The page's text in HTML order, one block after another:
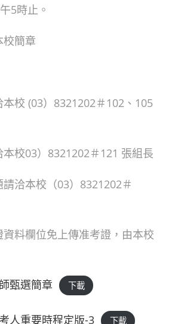
5時止。
校簡章
校 (03）8321202＃102、105
校03）8321202＃121 張組長
洽本校（03）8321202＃
料欄位免上傳准考證，由本校
甄選簡章 下載
人重要時程定版-3 下載